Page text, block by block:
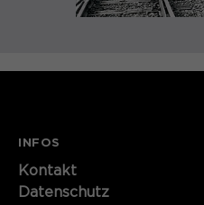
INFOS
Kontakt​​​​​
Datenschutz